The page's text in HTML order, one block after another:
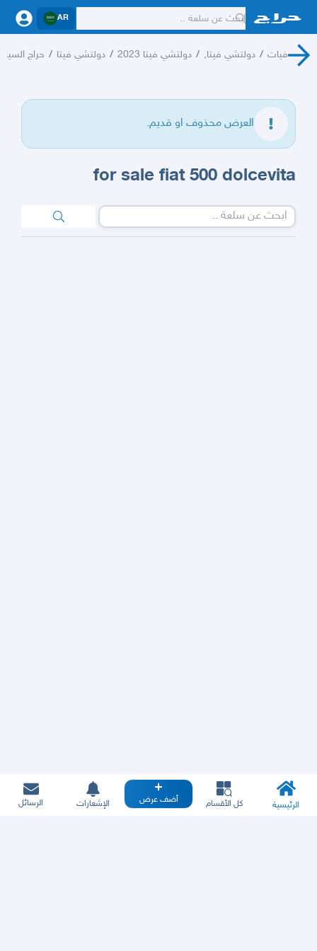
AR
فيات / دولتشي فيتا, / دولتشي فيتا 2023 / دولتشي فيتا / حراج
العرض محذوف او قديم.
for sale fiat 500 dolcevita
الرئيسية كل الأقسام أضف عرض الإشعارات الرسائل